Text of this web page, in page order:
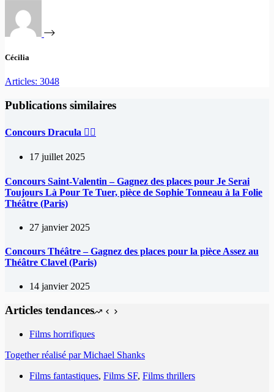
Cécilia
Articles: 3048
Publications similaires
Concours Dracula 🧛‍♀️
17 juillet 2025
Concours Saint-Valentin – Gagnez des places pour Je Serai
Toujours Là Pour Te Tuer, pièce de Sophie Tonneau à la Folie
Théâtre (Paris)
27 janvier 2025
Concours Théâtre – Gagnez des places pour la pièce Assez au
Théâtre Clavel (Paris)
14 janvier 2025
Articles tendances
Films horrifiques
Together réalisé par Michael Shanks
Films fantastiques, Films SF, Films thrillers